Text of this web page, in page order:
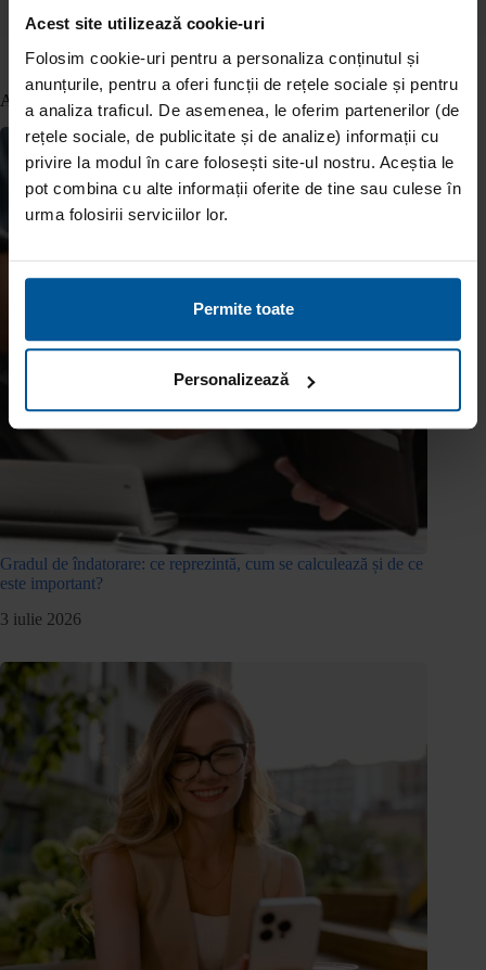
Acest site utilizează cookie-uri
Folosim cookie-uri pentru a personaliza conținutul și
anunțurile, pentru a oferi funcții de rețele sociale și pentru
a analiza traficul. De asemenea, le oferim partenerilor (de
rețele sociale, de publicitate și de analize) informații cu
privire la modul în care folosești site-ul nostru. Aceștia le
pot combina cu alte informații oferite de tine sau culese în
urma folosirii serviciilor lor.
Permite toate
Personalizează
Articole similare
Gradul de îndatorare: ce reprezintă, cum se calculează și de ce
este important?
3 iulie 2026